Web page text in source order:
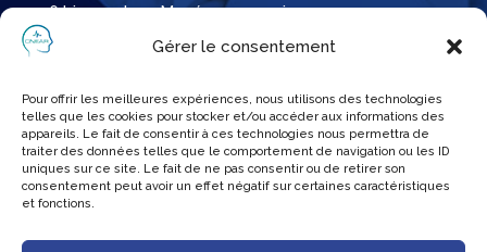
Gérer le consentement
Pour offrir les meilleures expériences, nous utilisons des technologies
telles que les cookies pour stocker et/ou accéder aux informations des
appareils. Le fait de consentir à ces technologies nous permettra de
traiter des données telles que le comportement de navigation ou les ID
uniques sur ce site. Le fait de ne pas consentir ou de retirer son
consentement peut avoir un effet négatif sur certaines caractéristiques
et fonctions.
6 bis rue Jean Macé, 75011 paris
Contact
Mentions légales